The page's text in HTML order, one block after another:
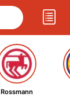
Rossmann